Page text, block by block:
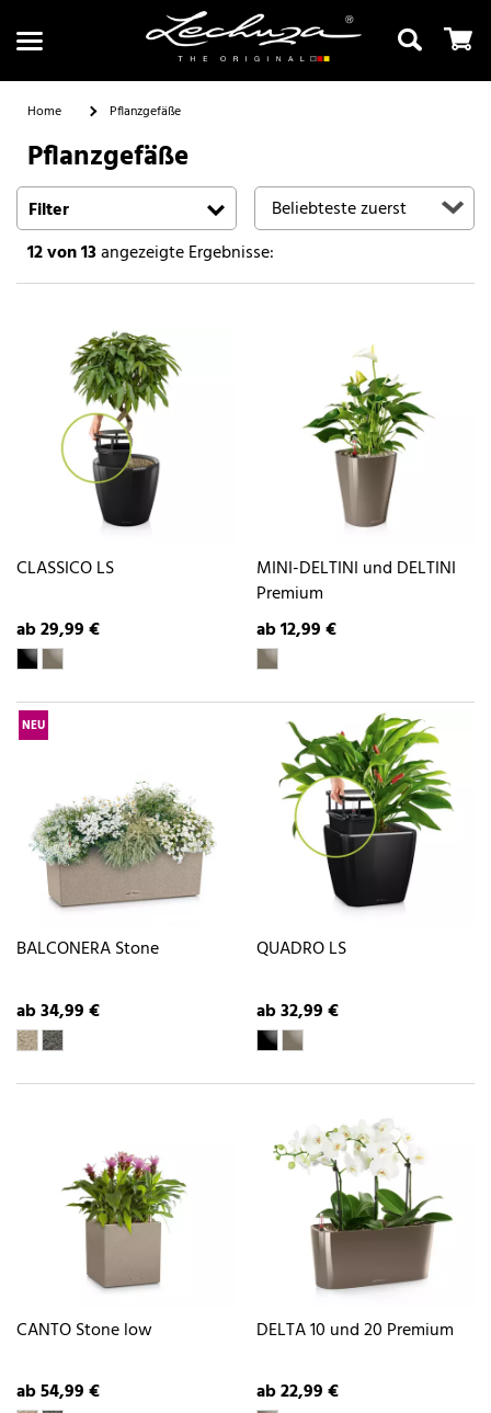
Suchen
Home Pflanzgefäße
Pflanzgefäße
Filter
12von 13angezeigte Ergebnisse:
CLASSICO LS
ab 29,99 €
MINI-DELTINI und DELTINI
Premium
ab 12,99 €
NEU
BALCONERA Stone
ab 34,99 €
QUADRO LS
ab 32,99 €
CANTO Stone low
ab 54,99 €
DELTA 10 und 20 Premium
ab 22,99 €